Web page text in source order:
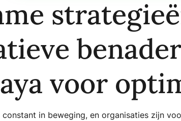
voor
in beweging, en organisaties zijn